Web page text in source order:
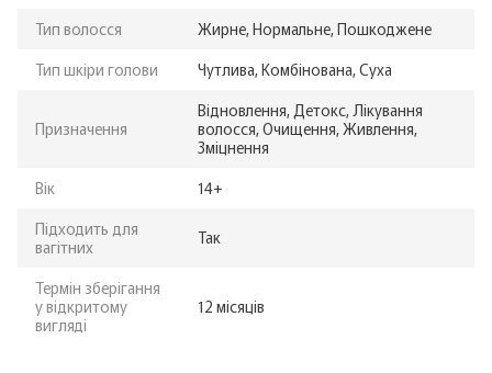
Тип волосся
Жирне, Нормальне, Пошкоджене
Тип шкіри голови
Чутлива, Комбінована, Суха
Призначення
Відновлення, Детокс, Лікування
волосся, Очищення, Живлення,
Зміцнення
Вік
14+
Підходить для
вагітних
Так
Термін зберігання
у відкритому
вигляді
12 місяців